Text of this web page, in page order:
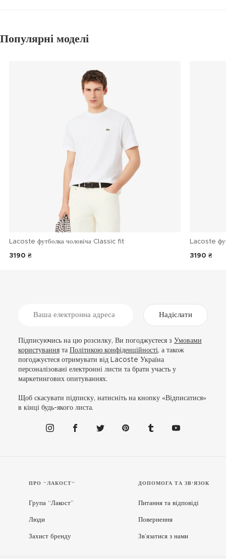
Популярні моделі
Lacoste футболка чоловіча Classic fit
3190 ₴
Lacoste
3190 ₴
Надіслати
Підписуючись на цю розсилку, Ви погоджуєтеся з Умовами
користуваннята Політикою конфіденційності, а також
погоджуєтеся отримувати від Lacoste Україна
персоналізовані електронні листи та брати участь у
маркетингових опитуваннях.
Щоб скасувати підписку, натисніть на кнопку «Відписатися»
в кінці будь-якого листа.
ПРО “ЛАКОСТ”
Група “Лакост”
Люди
Захист бренду
ДОПОМОГА ТА ЗВ'ЯЗОК
Питання та відповіді
Повернення
Зв’язатися з нами